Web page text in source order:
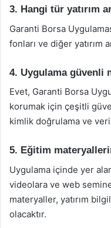
3. Hangi tür yatırım
Garanti Borsa
fonları ve diğer yatırım
4. Uygulama güvenli
Evet, Garanti Borsa
korumak için çeşitli
kimlik doğrulama ve
5. Eğitim
Uygulama içinde yer
videolara ve web
materyaller, yatırım
olacaktır.